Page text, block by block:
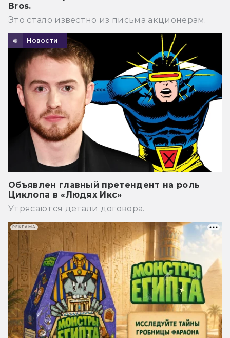
Bros.
Это стало известно из письма акционерам.
Новости
Объявлен главный претендент на роль
Циклопа в «Людях Икс»
Утрясаются детали договора.
РЕКЛАМА